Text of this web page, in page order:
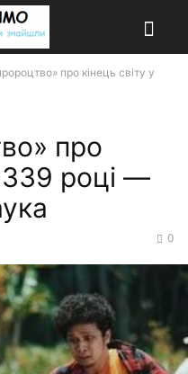
про кінець світу у
про
році —
0